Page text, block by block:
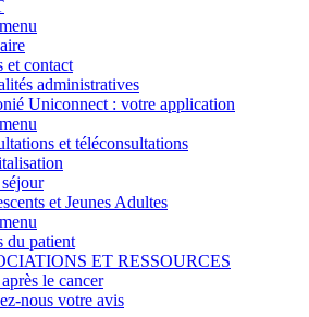
et contact
administratives
Uniconnect : votre application
et téléconsultations
et Jeunes Adultes
du patient
ET RESSOURCES
le cancer
nous votre avis